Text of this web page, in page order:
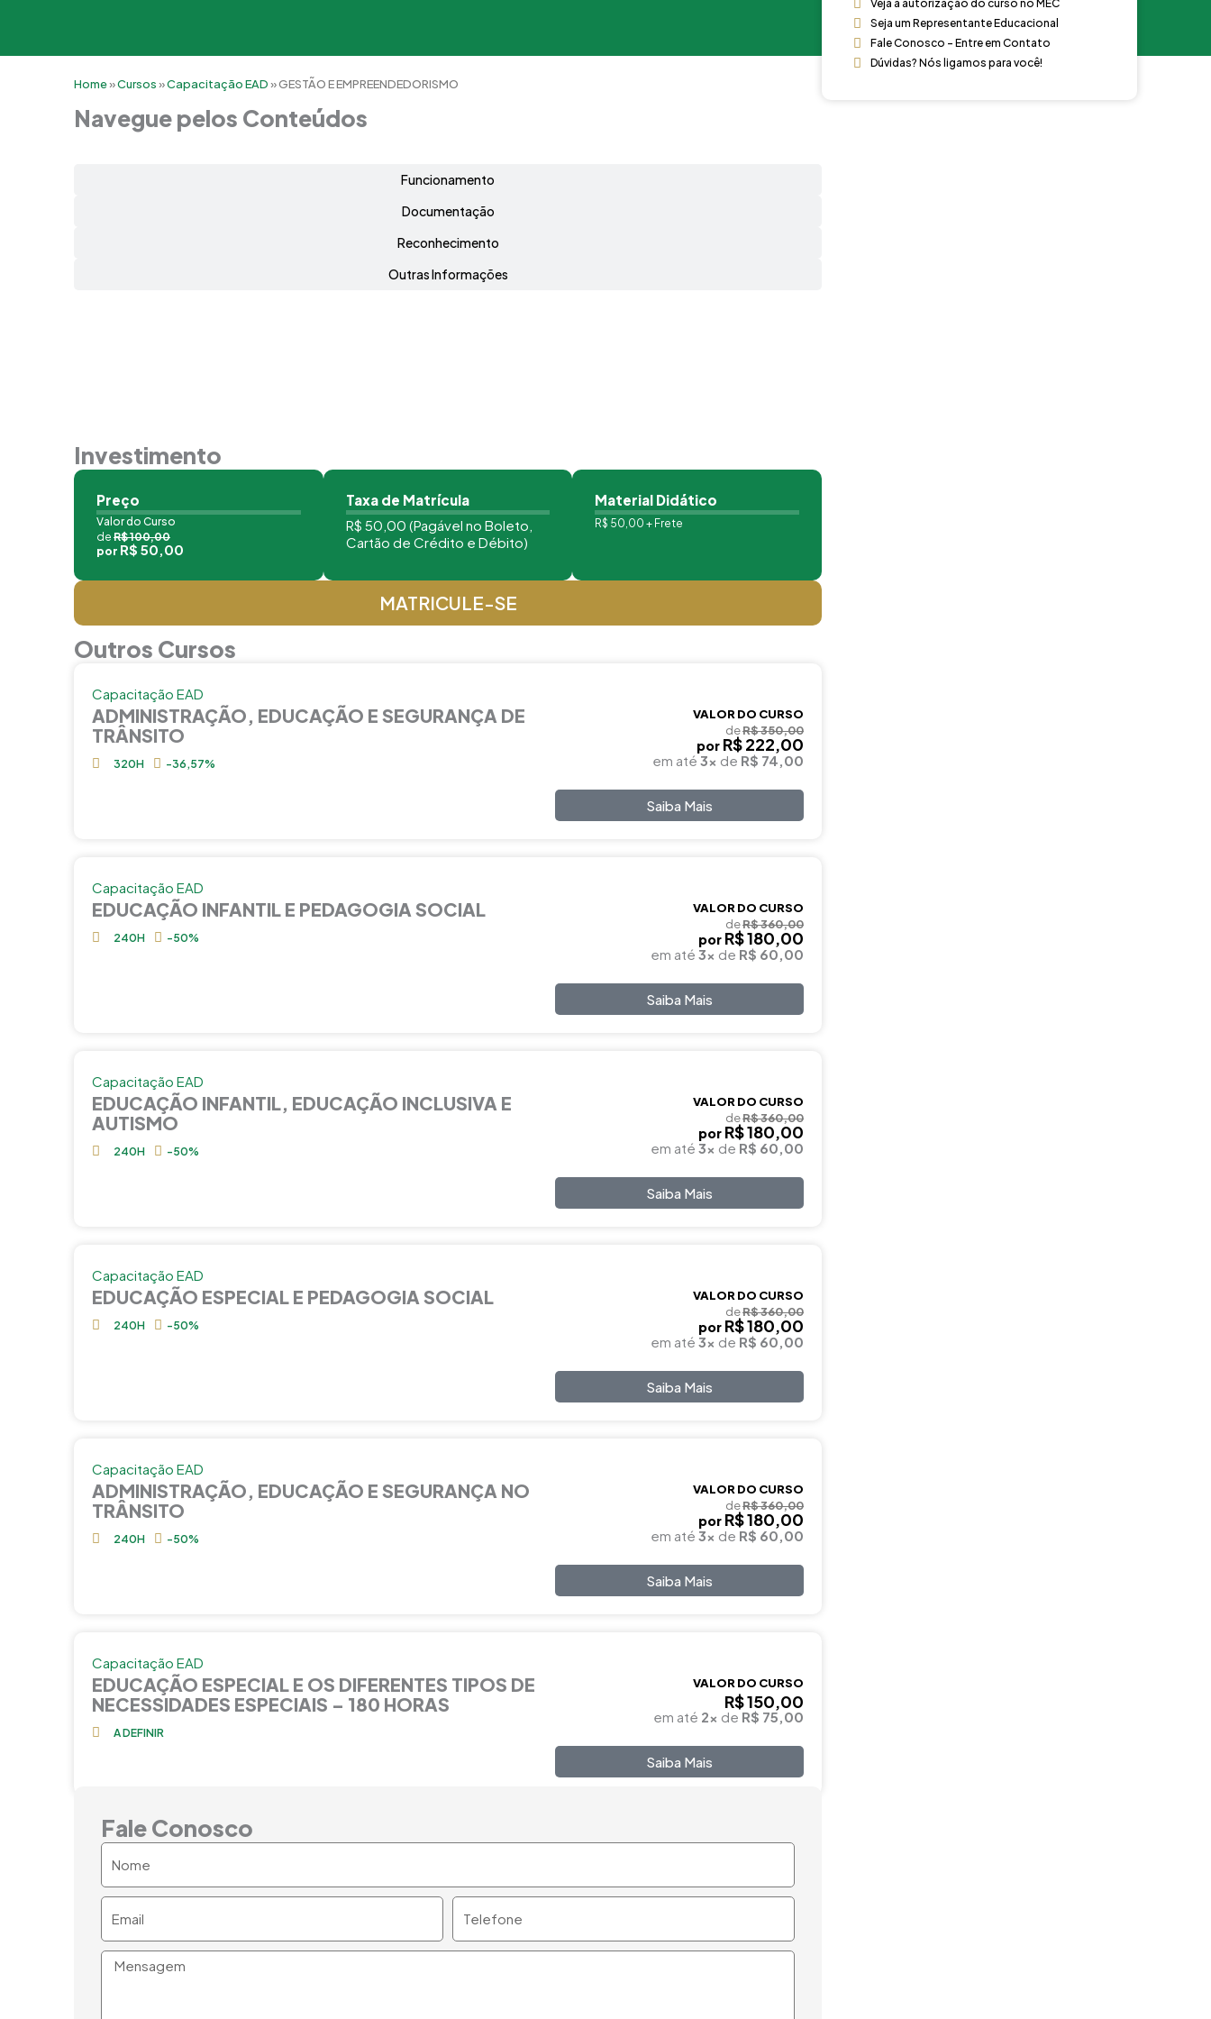
Home»Cursos»Capacitação EAD»GESTÃO E EMPREENDEDORISMO
Navegue pelos Conteúdos
Funcionamento
Documentação
Reconhecimento
Outras Informações
Investimento
Preço
Valor do Curso
de R$ 100,00
por R$ 50,00
Taxa de Matrícula
R$ 50,00 (Pagável no Boleto,
Cartão de Crédito e Débito)
Material Didático
R$ 50,00 + Frete
MATRICULE-SE
Outros Cursos
Capacitação EAD
ADMINISTRAÇÃO, EDUCAÇÃO E SEGURANÇA DE
TRÂNSITO
320H -36,57%
VALOR DO CURSO
deR$ 350,00
por R$ 222,00
em até 3x de R$ 74,00
Saiba Mais
Capacitação EAD
EDUCAÇÃO INFANTIL E PEDAGOGIA SOCIAL
240H -50%
VALOR DO CURSO
deR$ 360,00
por R$ 180,00
em até 3x de R$ 60,00
Saiba Mais
Capacitação EAD
EDUCAÇÃO INFANTIL, EDUCAÇÃO INCLUSIVA E
AUTISMO
240H -50%
VALOR DO CURSO
deR$ 360,00
por R$ 180,00
em até 3x de R$ 60,00
Saiba Mais
Capacitação EAD
EDUCAÇÃO ESPECIAL E PEDAGOGIA SOCIAL
240H -50%
VALOR DO CURSO
deR$ 360,00
por R$ 180,00
em até 3x de R$ 60,00
Saiba Mais
Capacitação EAD
ADMINISTRAÇÃO, EDUCAÇÃO E SEGURANÇA NO
TRÂNSITO
240H -50%
VALOR DO CURSO
deR$ 360,00
por R$ 180,00
em até 3x de R$ 60,00
Saiba Mais
Capacitação EAD
EDUCAÇÃO ESPECIAL E OS DIFERENTES TIPOS DE
NECESSIDADES ESPECIAIS – 180 HORAS
A DEFINIR
VALOR DO CURSO
R$ 150,00
em até 2x de R$ 75,00
Saiba Mais
Fale Conosco
Mensagem
Veja a autorização do curso no MEC
Seja um Representante Educacional
Fale Conosco - Entre em Contato
Dúvidas? Nós ligamos para você!